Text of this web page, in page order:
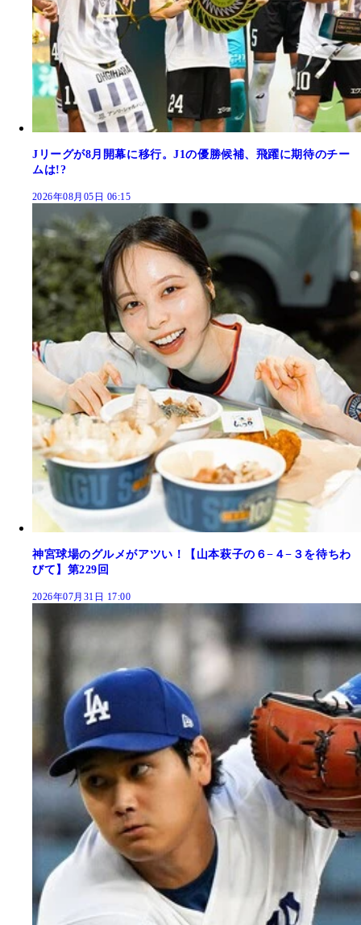
Jリーグが8月開幕に移行。J1の優勝候補、飛躍に期待のチー
ムは!?
2026年08月05日 06:15
神宮球場のグルメがアツい！【山本萩子の６−４−３を待ちわ
びて】第229回
2026年07月31日 17:00